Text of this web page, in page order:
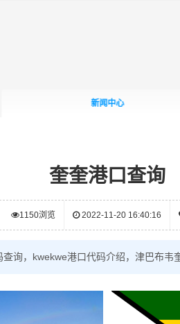
新闻中心
奎奎港口查询
1150浏览 2022-11-20 16:40:16
询，kwekwe港口代码介绍，津巴布韦